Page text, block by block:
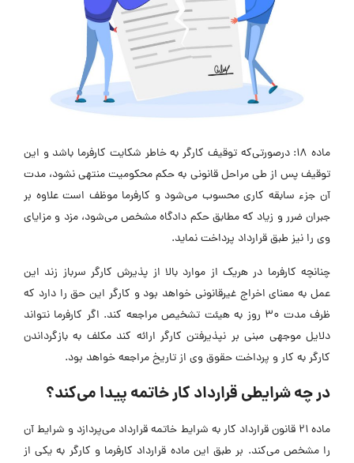
ماده 18: درصورتی‌که توقیف کارگر به خاطر شکایت کارفرما باشد و این
توقیف پس از طی مراحل قانونی به حکم محکومیت منتهی نشود، مدت
آن جزء سابقه کاری محسوب می‌شود و کارفرما موظف است علاوه بر
جبران ضرر و زیاد که مطابق حکم دادگاه مشخص می‌شود، مزد و مزایای
وی را نیز طبق قرارداد پرداخت نماید.
چنانچه کارفرما در هریک از موارد بالا از پذیرش کارگر سرباز زند این
عمل به معنای اخراج غیرقانونی خواهد بود و کارگر این حق را دارد که
ظرف مدت 30 روز به هیئت تشخیص مراجعه کند. اگر کارفرما نتواند
دلایل موجهی مبنی بر نپذیرفتن کارگر ارائه کند مکلف به بازگرداندن
کارگر به کار و پرداخت حقوق وی از تاریخ مراجعه خواهد بود.
در چه شرایطی قرارداد کار خاتمه پیدا می‌کند؟
ماده 21 قانون قرارداد کار به شرایط خاتمه قرارداد می‌پردازد و شرایط آن
را مشخص می‌کند. بر طبق این ماده قرارداد کارفرما و کارگر به یکی از